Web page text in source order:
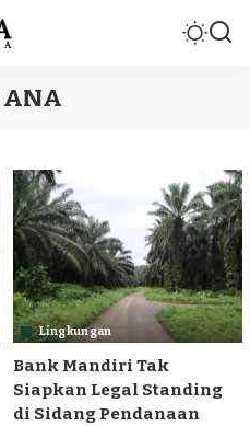
ANA
Lingkungan
Bank Mandiri Tak
Siapkan Legal Standing
di Sidang Pendanaan